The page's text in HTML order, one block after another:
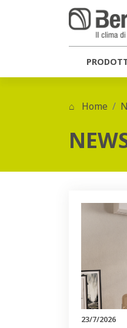
Home
23/7/2026